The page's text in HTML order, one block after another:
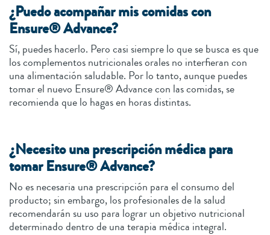
¿Puedo acompañar mis comidas con
Ensure® Advance?
Sí, puedes hacerlo. Pero casi siempre lo que se busca es que
los complementos nutricionales orales no interfieran con
una alimentación saludable. Por lo tanto, aunque puedes
tomar el nuevo Ensure® Advance con las comidas, se
recomienda que lo hagas en horas distintas.
¿Necesito una prescripción médica para
tomar Ensure® Advance?
No es necesaria una prescripción para el consumo del
producto; sin embargo, los profesionales de la salud
recomendarán su uso para lograr un objetivo nutricional
determinado dentro de una terapia médica integral.